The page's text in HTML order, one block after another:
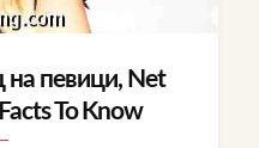
на певици, Net
To Know